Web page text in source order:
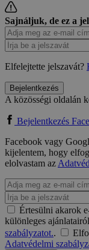
Sajnáljuk, de ez a
Elfelejtette jelszavát?
Bejelentkezés
A közösségi oldalán
Bejelentkezés
Facebook vagy
kijelentem, hogy
elolvastam az
Értesülni akarok
különleges
szabályzatot..
Adatvédelmi